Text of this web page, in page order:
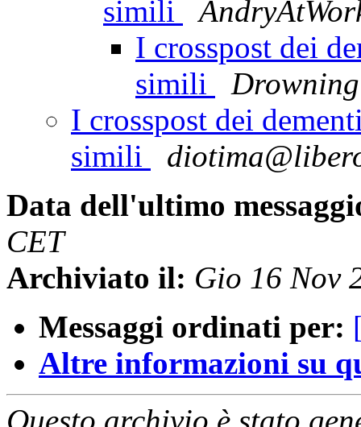
simili
I crosspost dei
simili
I crosspost dei
simili
Data dell'ultimo
CET
Archiviato il: Gio 16 Nov
Messaggi ordinati per:
Altre informazioni su